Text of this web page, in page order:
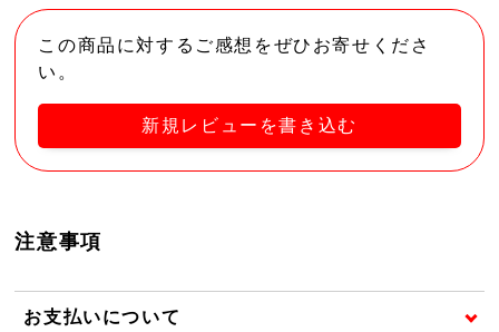
この商品に対するご感想をぜひお寄せくださ
い。
新規レビューを書き込む
注意事項
お支払いについて